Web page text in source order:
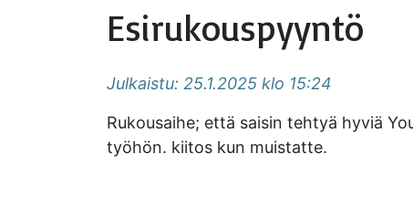
Esirukouspyyntö
Julkaistu: 25.1.2025 klo 15:24
Rukousaihe; että saisin tehtyä hyviä
työhön. kiitos kun muistatte.